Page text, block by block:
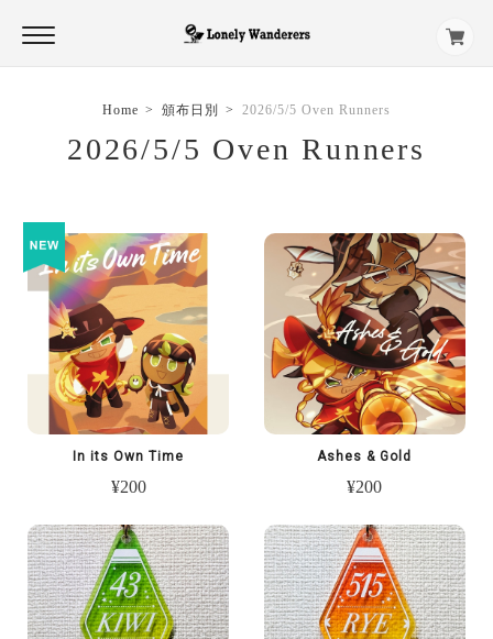
Home 頒布日別 2026/5/5 Oven Runners
2026/5/5 Oven Runners
In its Own Time
¥200
Ashes & Gold
¥200